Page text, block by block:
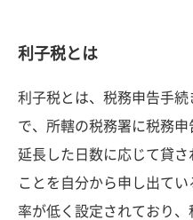
利子税とは
利子税とは、税務申告手
で、所轄の税務署に税務申
延長した日数に応じて貸
ことを自分から申し出て
率が低く設定されており